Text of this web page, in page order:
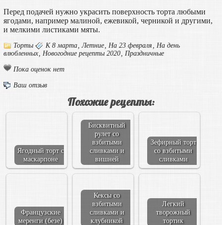
Перед подачей нужно украсить поверхность торта любыми
ягодами, например малиной, ежевикой, черникой и другими,
и мелкими листиками мяты.
Торты К 8 марта ,Летние На 23 февраля
На день
влюбленных
Новогодние рецепты 2020 Праздничные
Пока оценок нет
Ваш отзыв
Похожие рецепты:
Ягодный торт с
маскарпоне
Бисквитный
рулет со
взбитыми
сливками и
вишней
Зефирный торт
со взбитыми
сливками
Французские
меренги (безе)
Кексы со
взбитыми
сливками и
клубникой
Легкий
творожный
тортик